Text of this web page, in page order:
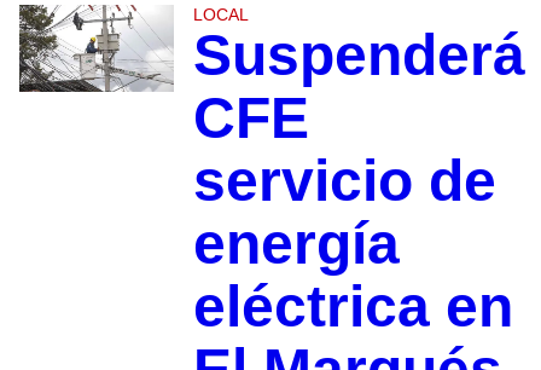
LOCAL
Suspenderá
CFE
servicio de
energía
eléctrica en